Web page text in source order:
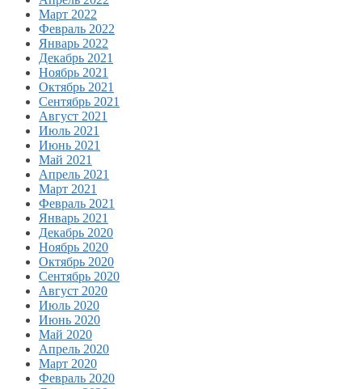
Март 2022
Февраль 2022
Январь 2022
Декабрь 2021
Ноябрь 2021
Октябрь 2021
Сентябрь 2021
Август 2021
Июль 2021
Июнь 2021
Май 2021
Апрель 2021
Март 2021
Февраль 2021
Январь 2021
Декабрь 2020
Ноябрь 2020
Октябрь 2020
Сентябрь 2020
Август 2020
Июль 2020
Июнь 2020
Май 2020
Апрель 2020
Март 2020
Февраль 2020